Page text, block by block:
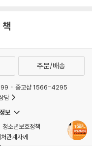
주문/배송
중고샵 1566-4295
담
보
청소년보호정책
관계자께